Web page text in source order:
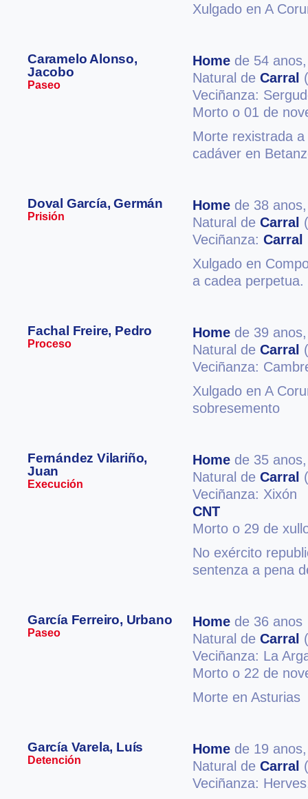
Xulgado en A
Caramelo Alonso,
Jacobo
Paseo
Home de 54
Natural de Carral
Veciñanza:
Morto o 01 de
Morte rexistrada
cadáver en
Doval García, Germán
Prisión
Home de 38
Natural de Carral
Veciñanza: Carral
Xulgado en
a cadea
Fachal Freire, Pedro
Proceso
Home de 39
Natural de Carral
Veciñanza:
Xulgado en A
sobresemento
Fernández Vilariño,
Juan
Execución
Home de 35
Natural de Carral
Veciñanza: Xixón
CNT
Morto o 29 de
No exército
sentenza a pena
García Ferreiro, Urbano
Paseo
Home de 36 anos
Natural de Carral
Veciñanza: La
Morto o 22 de
Morte en Asturias
García Varela, Luís
Detención
Home de 19
Natural de Carral
Veciñanza: